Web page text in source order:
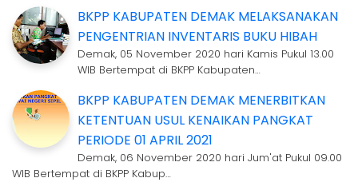
BKPP KABUPATEN DEMAK MELAKSANAKAN
PENGENTRIAN INVENTARIS BUKU HIBAH
Demak, 05 November 2020 hari Kamis Pukul 13.00
WIB Bertempat di BKPP Kabupaten…
BKPP KABUPATEN DEMAK MENERBITKAN
KETENTUAN USUL KENAIKAN PANGKAT
PERIODE 01 APRIL 2021
Demak, 06 November 2020 hari Jum'at Pukul 09.00
WIB Bertempat di BKPP Kabup…